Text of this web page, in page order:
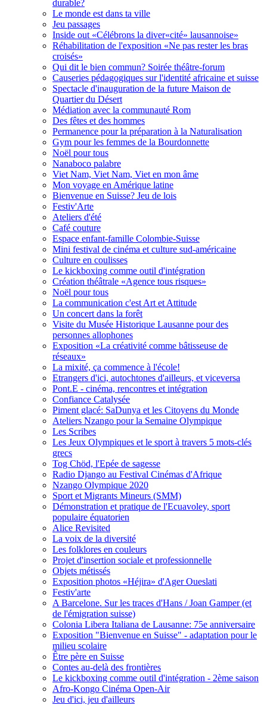
durable?
Le monde est dans ta ville
Jeu passages
Inside out «Célébrons la diver«cité» lausannoise»
Réhabilitation de l'exposition «Ne pas rester les bras
croisés»
Qui dit le bien commun? Soirée théâtre-forum
Causeries pédagogiques sur l'identité africaine et suisse
Spectacle d'inauguration de la future Maison de
Quartier du Désert
Médiation avec la communauté Rom
Des fêtes et des hommes
Permanence pour la préparation à la Naturalisation
Gym pour les femmes de la Bourdonnette
Noël pour tous
Nanaboco palabre
Viet Nam, Viet Nam, Viet en mon âme
Mon voyage en Amérique latine
Bienvenue en Suisse? Jeu de lois
Festiv'Arte
Ateliers d'été
Café couture
Espace enfant-famille Colombie-Suisse
Mini festival de cinéma et culture sud-américaine
Culture en coulisses
Le kickboxing comme outil d'intégration
Création théâtrale «Agence tous risques»
Noël pour tous
La communication c'est Art et Attitude
Un concert dans la forêt
Visite du Musée Historique Lausanne pour des
personnes allophones
Exposition «La créativité comme bâtisseuse de
réseaux»
La mixité, ça commence à l'école!
Etrangers d'ici, autochtones d'ailleurs, et viceversa
Pont.E - cinéma, rencontres et intégration
Confiance Catalysée
Piment glacé: SaDunya et les Citoyens du Monde
Ateliers Nzango pour la Semaine Olympique
Les Scribes
Les Jeux Olympiques et le sport à travers 5 mots-clés
grecs
Tog Chöd, l'Epée de sagesse
Radio Django au Festival Cinémas d'Afrique
Nzango Olympique 2020
Sport et Migrants Mineurs (SMM)
Démonstration et pratique de l'Ecuavoley, sport
populaire équatorien
Alice Revisited
La voix de la diversité
Les folklores en couleurs
Projet d'insertion sociale et professionnelle
Objets métissés
Exposition photos «Héjira» d'Ager Oueslati
Festiv'arte
A Barcelone. Sur les traces d'Hans / Joan Gamper (et
de l'émigration suisse)
Colonia Libera Italiana de Lausanne: 75e anniversaire
Exposition "Bienvenue en Suisse" - adaptation pour le
milieu scolaire
Être père en Suisse
Contes au-delà des frontières
Le kickboxing comme outil d'intégration - 2ème saison
Afro-Kongo Cinéma Open-Air
Jeu d'ici, jeu d'ailleurs